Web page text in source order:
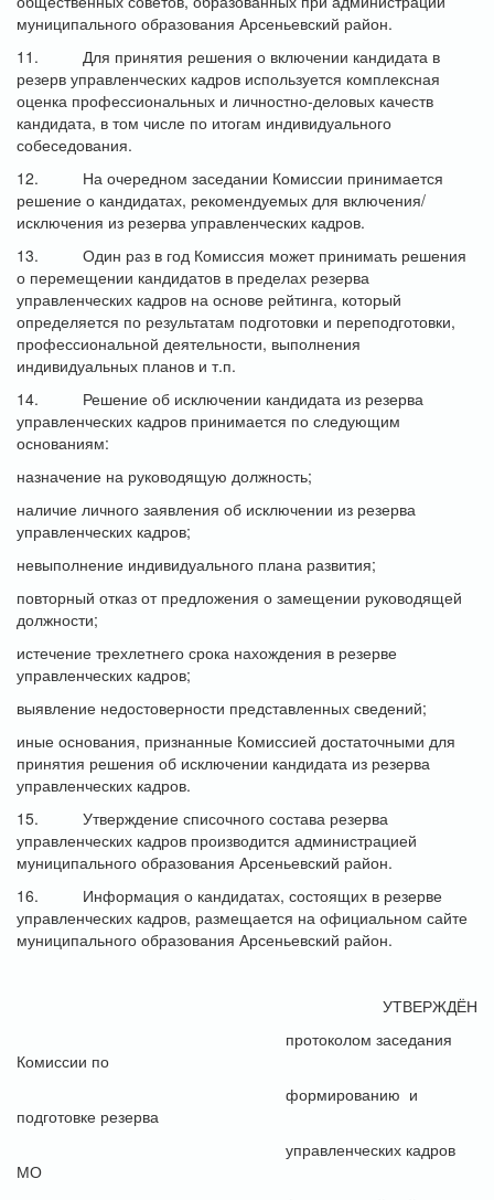
муниципального образования Арсеньевский район.
11. Для принятия решения о включении кандидата в
резерв управленческих кадров используется комплексная
оценка профессиональных и личностно-деловых качеств
кандидата, в том числе по итогам индивидуального
собеседования.
12. На очередном заседании Комиссии принимается
решение о кандидатах, рекомендуемых для включения/
исключения из резерва управленческих кадров.
13. Один раз в год Комиссия может принимать решения
о перемещении кандидатов в пределах резерва
управленческих кадров на основе рейтинга, который
определяется по результатам подготовки и переподготовки,
профессиональной деятельности, выполнения
индивидуальных планов и т.п.
14. Решение об исключении кандидата из резерва
управленческих кадров принимается по следующим
основаниям:
назначение на руководящую должность;
наличие личного заявления об исключении из резерва
управленческих кадров;
невыполнение индивидуального плана развития;
повторный отказ от предложения о замещении руководящей
должности;
истечение трехлетнего срока нахождения в резерве
управленческих кадров;
выявление недостоверности представленных сведений;
иные основания, признанные Комиссией достаточными для
принятия решения об исключении кандидата из резерва
управленческих кадров.
15. Утверждение списочного состава резерва
управленческих кадров производится администрацией
муниципального образования Арсеньевский район.
16. Информация о кандидатах, состоящих в резерве
управленческих кадров, размещается на официальном сайте
муниципального образования Арсеньевский район.
УТВЕРЖДЁН
протоколом заседания
Комиссии по
формированию и
подготовке резерва
управленческих кадров
МО